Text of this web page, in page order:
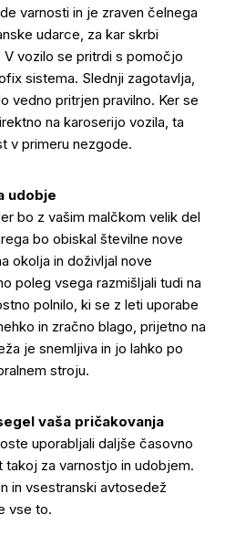
varnosti in je zraven čelnega
udarce, za kar skrbi
vozilo se pritrdi s pomočjo
sistema. Slednji zagotavlja,
vedno pritrjen pravilno. Ker se
na karoserijo vozila, ta
v primeru nezgode.
udobje
bo z vašim malčkom velik del
bo obiskal številne nove
okolja in doživljal nove
poleg vsega razmišljali tudi na
polnilo, ki se z leti uporabe
in zračno blago, prijetno na
je snemljiva in jo lahko po
stroju.
vaša pričakovanja
uporabljali daljše časovno
za varnostjo in udobjem.
in vsestranski avtosedež
vse to.